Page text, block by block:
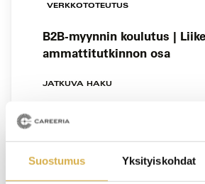
Suostumus Yksityiskohdat
VERKKOTOTEUTUS
B2B-myynnin koulutus |
ammattitutkinnon osa
JATKUVA HAKU
VERKKOTOTEUTUS